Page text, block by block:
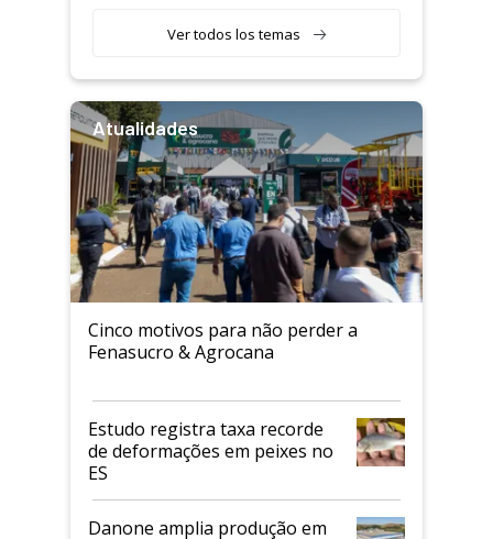
Ver todos los temas
Atualidades
Cinco motivos para não perder a
Fenasucro & Agrocana
Estudo registra taxa recorde
de deformações em peixes no
ES
Danone amplia produção em